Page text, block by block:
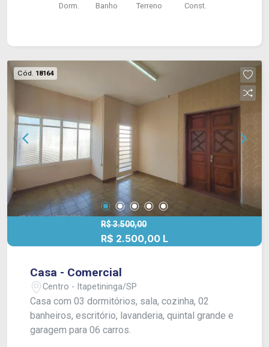
Dorm. Banho Terreno Const.
Cód. 18164
R$ 3.500,00
R$ 2.500,00 L
Casa - Comercial
Centro - Itapetininga/SP
Casa com 03 dormitórios, sala, cozinha, 02
banheiros, escritório, lavanderia, quintal grande e
garagem para 06 carros.